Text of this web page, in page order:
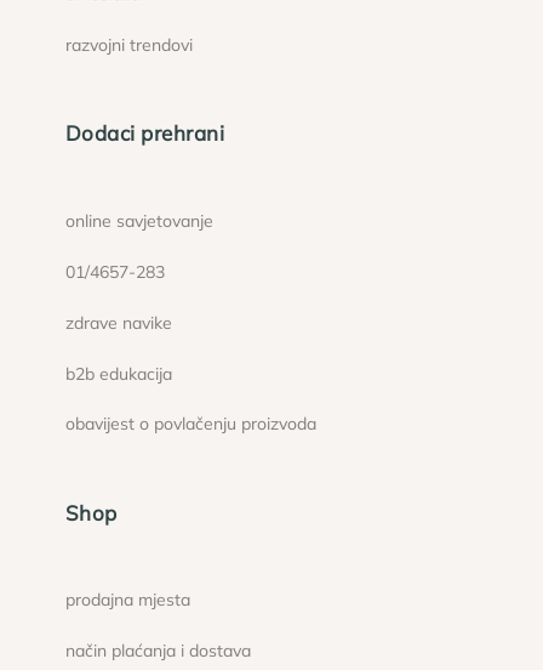
razvojni trendovi
Dodaci prehrani
online savjetovanje
01/4657-283
zdrave navike
b2b edukacija
obavijest o povlačenju proizvoda
Shop
prodajna mjesta
način plaćanja i dostava